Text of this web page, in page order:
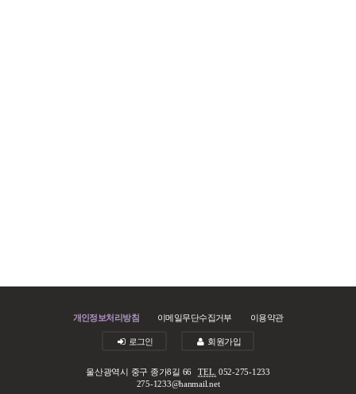
개인정보처리방침 이메일무단수집거부 이용약관
로그인 회원가입
울산광역시 중구 종가8길 66TEL. 052-275-1233
275-1233@hanmail.net